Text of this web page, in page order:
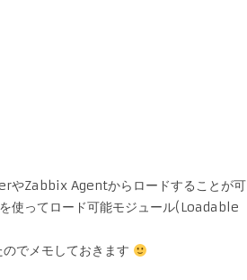
やZabbix Agentからロードすることが可
を使ってロード可能モジュール(Loadable
でメモしておきます